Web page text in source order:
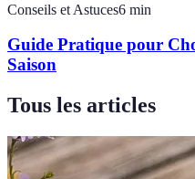
Conseils et Astuces6 min
Guide Pratique pour
Saison
Tous les articles